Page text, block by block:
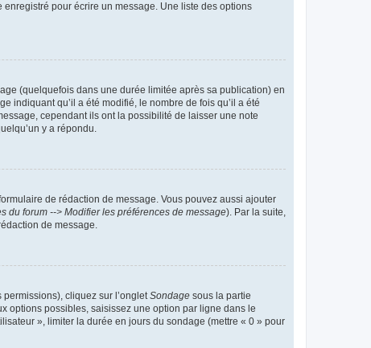
pour écrire un message. Une liste des options
(quelquefois dans une durée limitée après sa publication) en
indiquant qu’il a été modifié, le nombre de fois qu’il a été
cependant ils ont la possibilité de laisser une note
y a répondu.
de rédaction de message. Vous pouvez aussi ajouter
du forum --> Modifier les préférences de message). Par la suite,
de message.
cliquez sur l’ongletSondage sous la partie
options possibles, saisissez une option par ligne dans le
», limiter la durée en jours du sondage (mettre « 0 » pour